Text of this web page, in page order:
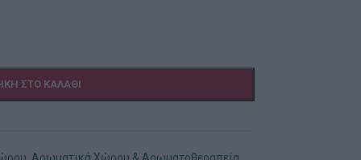
ΣΤΟ ΚΑΛΆΘΙ
, Αρωματικά Χώρου & Αρωματοθεραπεία